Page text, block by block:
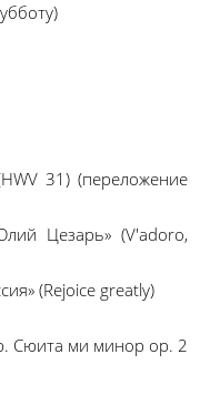
31) (переложение
Цезарь» (V'adoro,
(Rejoice greatly)
Сюита ми минор op. 2